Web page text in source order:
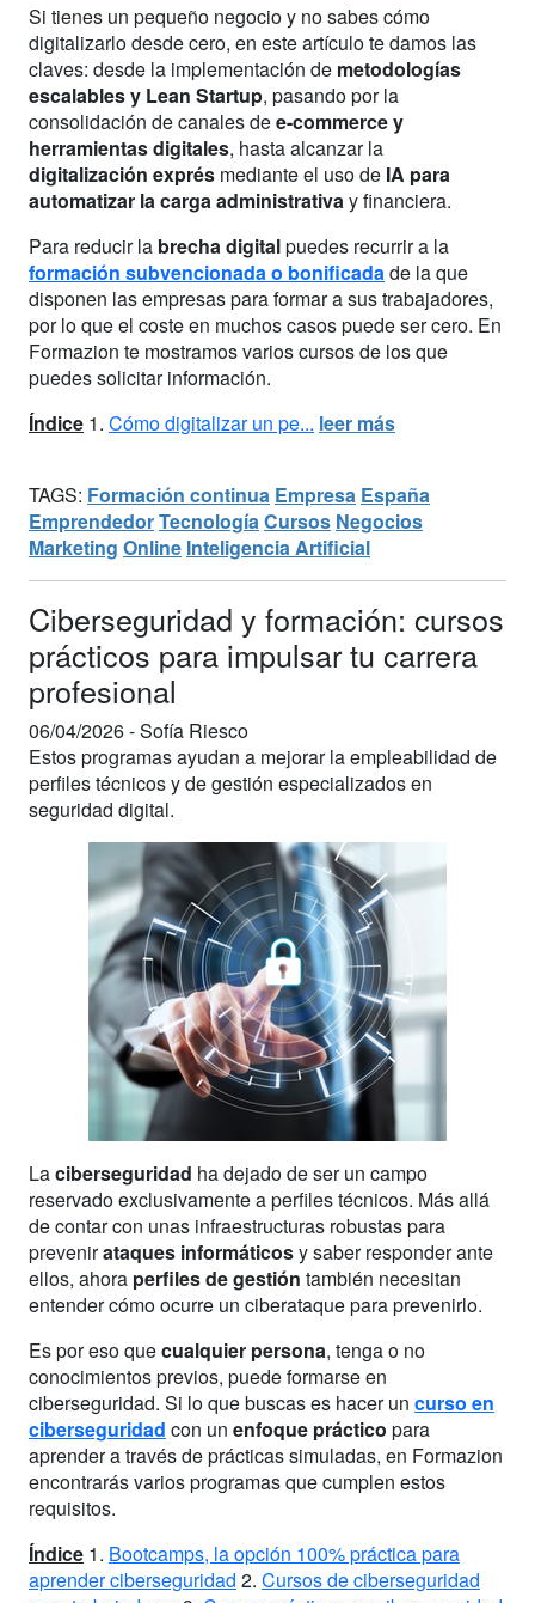
Si tienes un pequeño negocio y no sabes cómo
digitalizarlo desde cero, en este artículo te damos las
claves: desde la implementación de metodologías
escalables y Lean Startup, pasando por la
consolidación de canales dee-commerce y
herramientas digitales, hasta alcanzar la
digitalización exprés mediante el uso de IA para
automatizar la carga administrativa y financiera.
Para reducir la brecha digitalpuedes recurrir a la
formación subvencionada o bonificada de la que
disponen las empresas para formar a sus trabajadores,
por lo que el coste en muchos casos puede ser cero. En
Formazion te mostramos varios cursos de los que
puedes solicitar información.
Índice 1. Cómo digitalizar un pe... leer más
TAGS: Formación continua Empresa España
EmprendedorTecnología Cursos Negocios
Marketing Online Inteligencia Artificial
Ciberseguridad y formación: cursos
prácticos para impulsar tu carrera
profesional
06/04/2026 -Sofía Riesco
Estos programas ayudan a mejorar la empleabilidad de
perfiles técnicos y de gestión especializados en
seguridad digital.
Laciberseguridad ha dejado de ser un campo
reservado exclusivamente a perfiles técnicos. Más allá
de contar con unas infraestructuras robustas para
prevenirataques informáticosy saber responder ante
ellos, ahora perfiles de gestión también necesitan
entender cómo ocurre un ciberataque para prevenirlo.
Es por eso quecualquier persona, tenga o no
conocimientos previos, puede formarse en
ciberseguridad. Si lo que buscas es hacer un curso en
ciberseguridad con un enfoque práctico para
aprender a través de prácticas simuladas, en Formazion
encontrarás varios programas que cumplen estos
requisitos.
Índice 1. Bootcamps, la opción 100% práctica para
aprender ciberseguridad 2. Cursos de ciberseguridad